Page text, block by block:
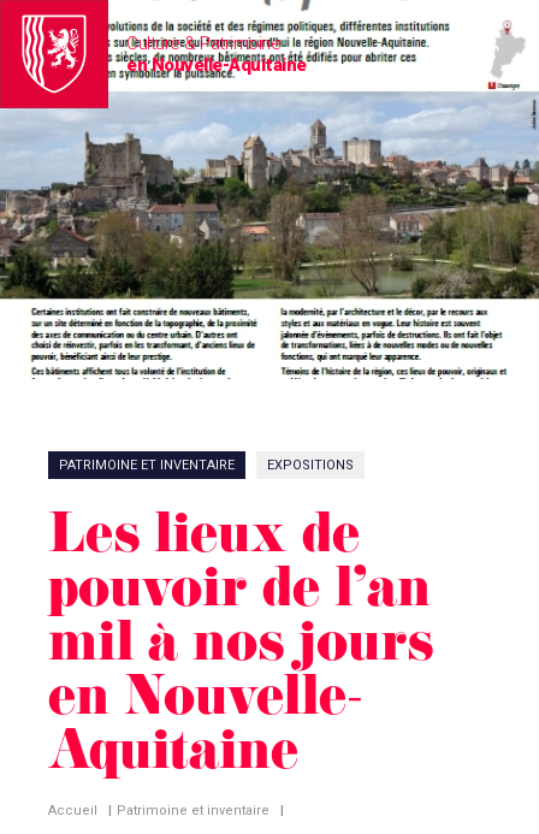
Culture & Patrimoine
en Nouvelle-Aquitaine
PATRIMOINE ET INVENTAIRE EXPOSITIONS
Les lieux de
pouvoir de l’an
mil à nos jours
en Nouvelle-
Aquitaine
Accueil | Patrimoine et inventaire |